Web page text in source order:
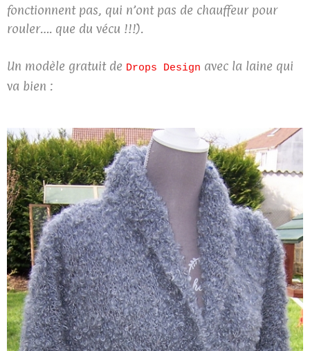
fonctionnent pas, qui n’ont pas de chauffeur pour
rouler…. que du vécu !!!).
Un modèle gratuit de Drops Design avec la laine qui
va bien :